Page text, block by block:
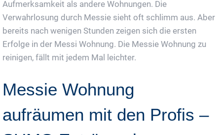
Aufmerksamkeit als andere Wohnungen. Die
Verwahrlosung durch Messie sieht oft schlimm aus. Aber
bereits nach wenigen Stunden zeigen sich die ersten
Erfolge in der Messi Wohnung. Die Messie Wohnung zu
reinigen, fällt mit jedem Mal leichter.
Messie Wohnung
aufräumen mit den Profis –